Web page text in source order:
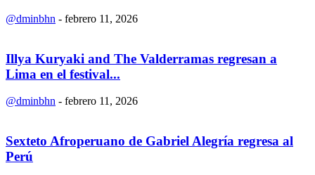
@dminbhn - febrero 11, 2026
Illya Kuryaki and The Valderramas regresan a
Lima en el festival...
@dminbhn - febrero 11, 2026
Sexteto Afroperuano de Gabriel Alegría regresa al
Perú